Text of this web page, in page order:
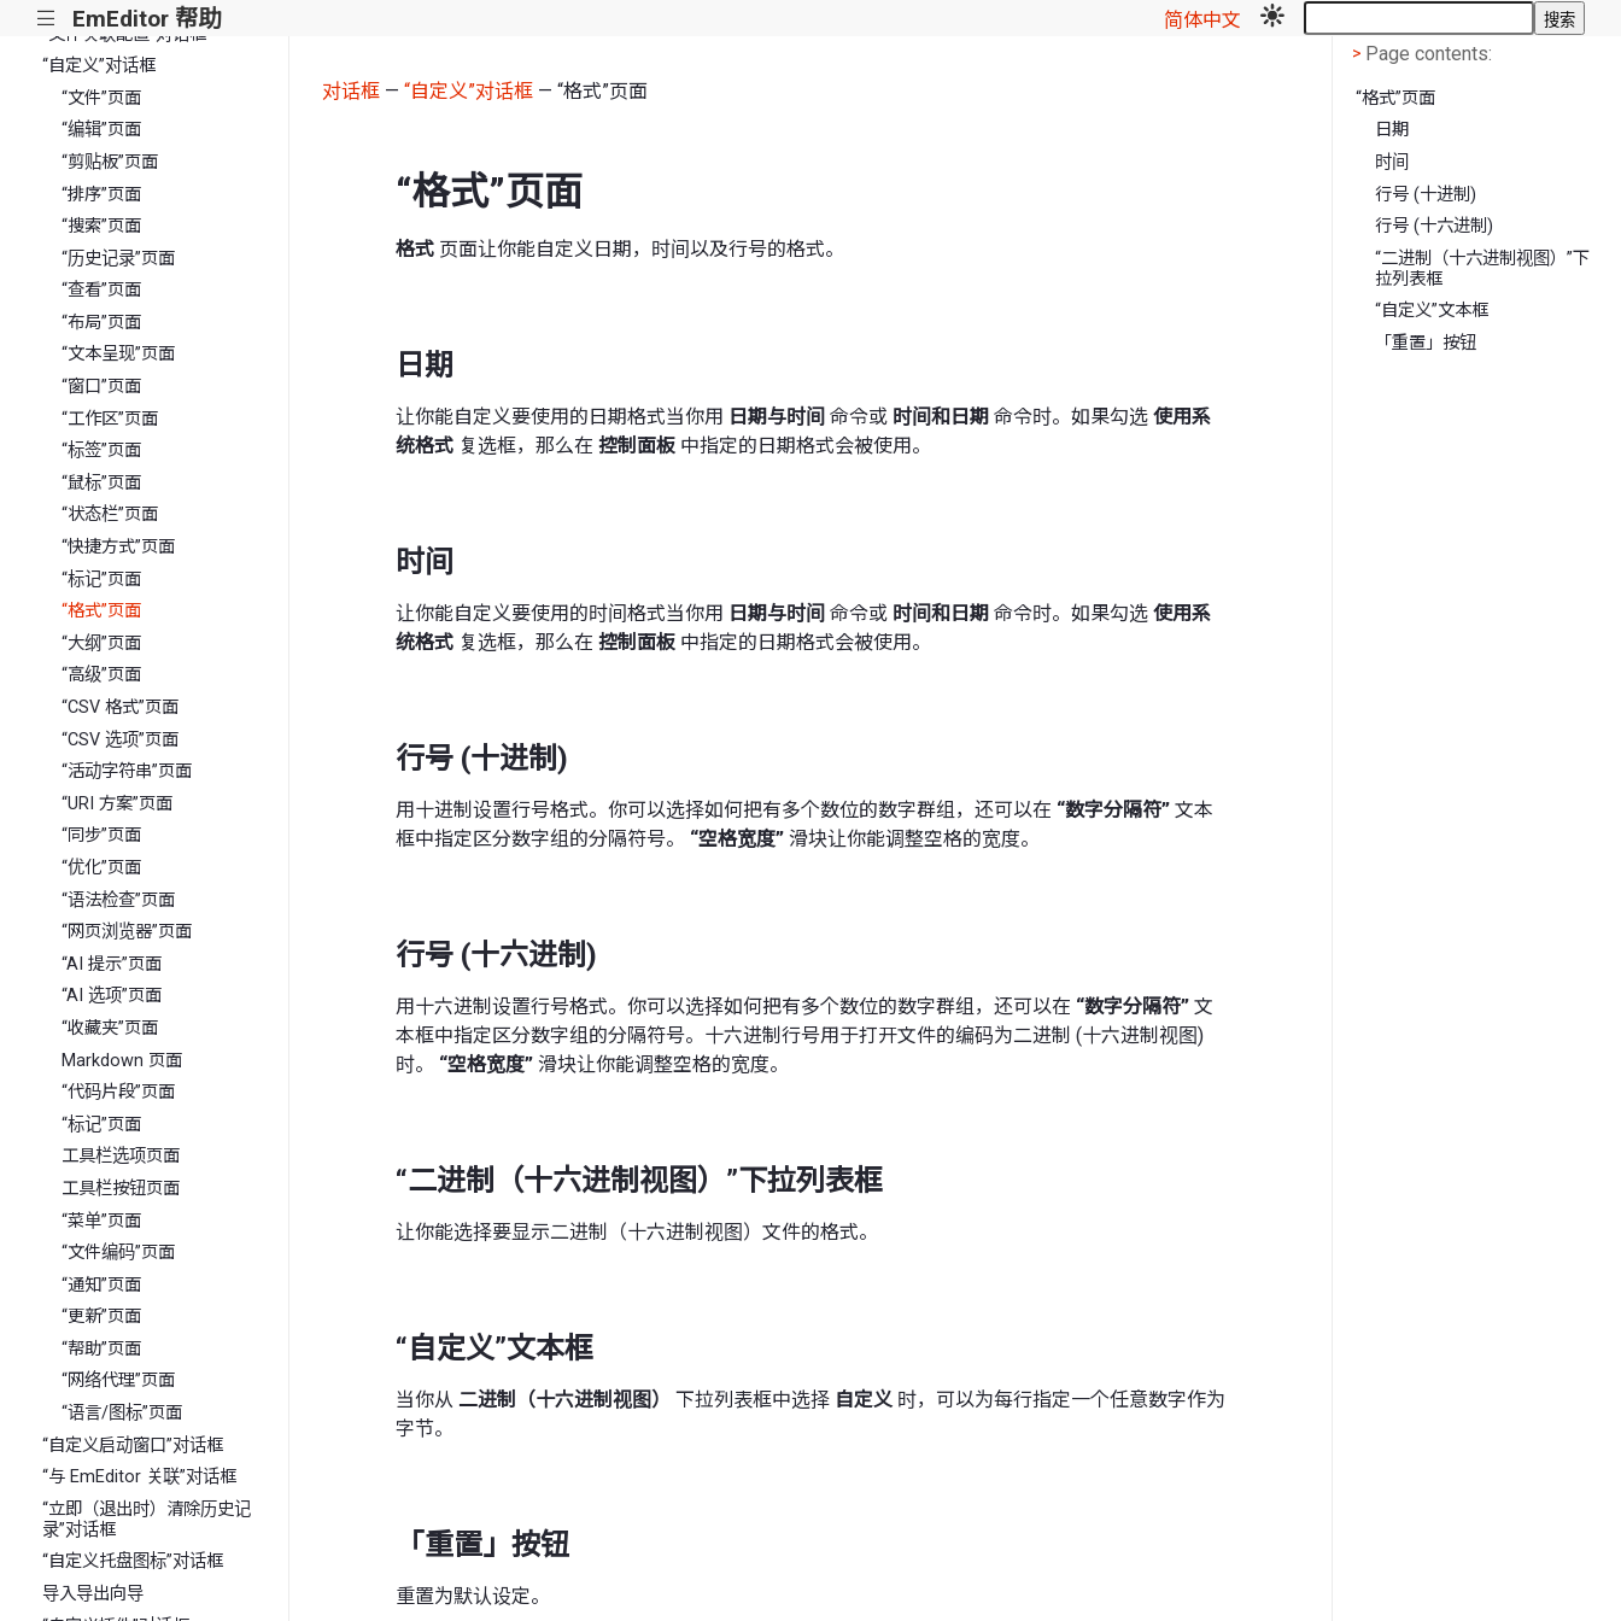
||| EmEditor 帮助 简体中文 搜索
“文件关联配置”对话框
“自定义”对话框
“文件”页面
“编辑”页面
“剪贴板”页面
“排序”页面
“搜索”页面
“历史记录”页面
“查看”页面
“布局”页面
“文本呈现”页面
“窗口”页面
“工作区”页面
“标签”页面
“鼠标”页面
“状态栏”页面
“快捷方式”页面
“标记”页面
“格式”页面
“大纲”页面
“高级”页面
“CSV 格式”页面
“CSV 选项”页面
“活动字符串”页面
“URI 方案”页面
“同步”页面
“优化”页面
“语法检查”页面
“网页浏览器”页面
“AI 提示”页面
“AI 选项”页面
“收藏夹”页面
Markdown 页面
“代码片段”页面
“标记”页面
工具栏选项页面
工具栏按钮页面
“菜单”页面
“文件编码”页面
“通知”页面
“更新”页面
“帮助”页面
“网络代理”页面
“语言/图标”页面
“自定义启动窗口”对话框
“与 EmEditor 关联”对话框
“立即（退出时）清除历史记
录”对话框
“自定义托盘图标”对话框
导入导出向导
对话框— “自定义”对话框— “格式”页面
“格式”页面
格式 页面让你能自定义日期，时间以及行号的格式。
日期
让你能自定义要使用的日期格式当你用 日期与时间 命令或 时间和日期 命令时。如果勾选 使用系
统格式 复选框，那么在 控制面板 中指定的日期格式会被使用。
时间
让你能自定义要使用的时间格式当你用 日期与时间 命令或 时间和日期 命令时。如果勾选 使用系
统格式 复选框，那么在 控制面板 中指定的日期格式会被使用。
行号 (十进制)
用十进制设置行号格式。你可以选择如何把有多个数位的数字群组，还可以在 “数字分隔符” 文本
框中指定区分数字组的分隔符号。 “空格宽度” 滑块让你能调整空格的宽度。
行号 (十六进制)
用十六进制设置行号格式。你可以选择如何把有多个数位的数字群组，还可以在 “数字分隔符” 文
本框中指定区分数字组的分隔符号。十六进制行号用于打开文件的编码为二进制 (十六进制视图)
时。 “空格宽度” 滑块让你能调整空格的宽度。
“二进制（十六进制视图）”下拉列表框
让你能选择要显示二进制（十六进制视图）文件的格式。
“自定义”文本框
当你从 二进制（十六进制视图） 下拉列表框中选择 自定义 时，可以为每行指定一个任意数字作为
字节。
「重置」按钮
重置为默认设定。
< Page contents
> Page contents:
“格式”页面
日期
时间
行号 (十进制)
行号 (十六进制)
“二进制（十六进制视图）”下
拉列表框
“自定义”文本框
「重置」按钮